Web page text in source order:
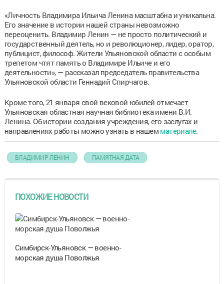
«Личность Владимира Ильича Ленина масштабна и уникальна.
Его значение в истории нашей страны невозможно
переоценить. Владимир Ленин — не просто политический и
государственный деятель, но и революционер, лидер, оратор,
публицист, философ. Жители Ульяновской области с особым
трепетом чтят память о Владимире Ильиче и его
деятельности», — рассказал председатель правительства
Ульяновской области Геннадий Спирчагов.
Кроме того, 21 января свой вековой юбилей отмечает
Ульяновская областная научная библиотека имени В.И.
Ленина. Об истории создания учреждения, его заслугах и
направлениях работы можно узнать в нашем материале.
ВЛАДИМИР ЛЕНИН ПАМЯТНАЯ ДАТА
ПОХОЖИЕ НОВОСТИ
Симбирск-Ульяновск — военно-
морская душа Поволжья